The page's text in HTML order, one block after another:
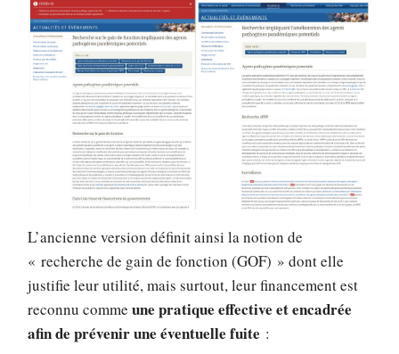
L’ancienne version définit ainsi la notion de
« recherche de gain de fonction (GOF) » dont elle
justifie leur utilité, mais surtout, leur financement est
reconnu commeune pratique effective et encadrée
afin de prévenir une éventuelle fuite :